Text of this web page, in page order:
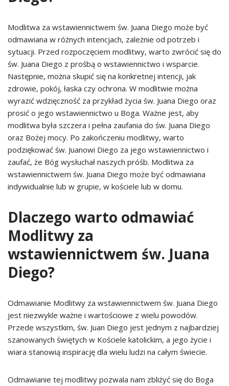
Modlitwa za wstawiennictwem św. Juana Diego może być
odmawiana w różnych intencjach, zależnie od potrzeb i
sytuacji. Przed rozpoczęciem modlitwy, warto zwrócić się do
św. Juana Diego z prośbą o wstawiennictwo i wsparcie.
Następnie, można skupić się na konkretnej intencji, jak
zdrowie, pokój, łaska czy ochrona. W modlitwie można
wyrazić wdzięczność za przykład życia św. Juana Diego oraz
prosić o jego wstawiennictwo u Boga. Ważne jest, aby
modlitwa była szczera i pełna zaufania do św. Juana Diego
oraz Bożej mocy. Po zakończeniu modlitwy, warto
podziękować św. Juanowi Diego za jego wstawiennictwo i
zaufać, że Bóg wysłuchał naszych próśb. Modlitwa za
wstawiennictwem św. Juana Diego może być odmawiana
indywidualnie lub w grupie, w kościele lub w domu.
Dlaczego warto odmawiać
Modlitwy za
wstawiennictwem św. Juana
Diego?
Odmawianie Modlitwy za wstawiennictwem św. Juana Diego
jest niezwykle ważne i wartościowe z wielu powodów.
Przede wszystkim, św. Juan Diego jest jednym z najbardziej
szanowanych świętych w Kościele katolickim, a jego życie i
wiara stanowią inspirację dla wielu ludzi na całym świecie.
Odmawianie tej modlitwy pozwala nam zbliżyć się do Boga